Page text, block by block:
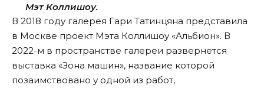
Мэт Коллишоу.
В 2018 году галерея Гари Татинцяна представила
в Москве проект Мэта Коллишоу «Альбион». В
2022-м в пространстве галереи развернется
выставка «Зона машин», название которой
позаимствовано у одной из работ,